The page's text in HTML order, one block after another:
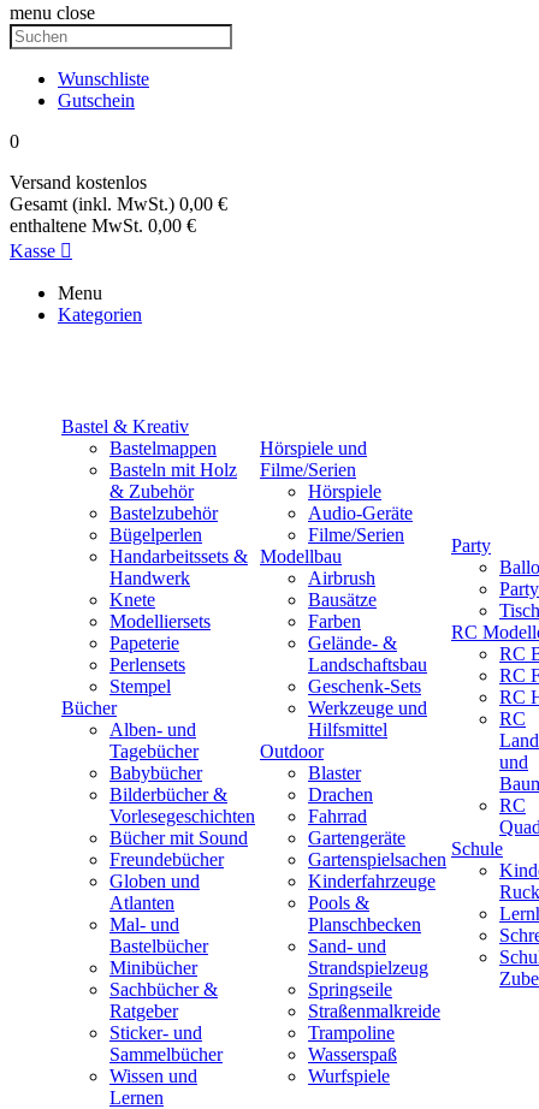
menu close
Wunschliste
Gutschein
0
Versand kostenlos
Gesamt (inkl. MwSt.) 0,00 €
enthaltene MwSt. 0,00 €
Kasse 
Menu
Kategorien
Bastel & Kreativ
Bastelmappen
Basteln mit Holz
& Zubehör
Bastelzubehör
Bügelperlen
Handarbeitssets &
Handwerk
Knete
Modelliersets
Papeterie
Perlensets
Stempel
Bücher
Alben- und
Tagebücher
Babybücher
Bilderbücher &
Vorlesegeschichten
Bücher mit Sound
Freundebücher
Globen und
Atlanten
Mal- und
Bastelbücher
Minibücher
Sachbücher &
Ratgeber
Sticker- und
Sammelbücher
Wissen und
Lernen
Hörspiele und
Filme/Serien
Hörspiele
Audio-Geräte
Filme/Serien
Modellbau
Airbrush
Bausätze
Farben
Gelände- &
Landschaftsbau
Geschenk-Sets
Werkzeuge und
Hilfsmittel
Outdoor
Blaster
Drachen
Fahrrad
Gartengeräte
Gartenspielsachen
Kinderfahrzeuge
Pools &
Planschbecken
Sand- und
Strandspielzeug
Springseile
Straßenmalkreide
Trampoline
Wasserspaß
Wurfspiele
Party
RC
RC
RC
RC
RC
und
RC
Schule